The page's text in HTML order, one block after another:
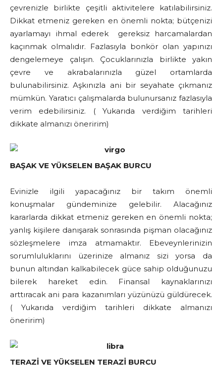
çevrenizle birlikte çeşitli aktivitelere katılabilirsiniz.
Dikkat etmeniz gereken en önemli nokta; bütçenizi
ayarlamayı ihmal ederek gereksiz harcamalardan
kaçınmak olmalıdır. Fazlasıyla bonkör olan yapınızı
dengelemeye çalışın. Çocuklarınızla birlikte yakın
çevre ve akrabalarınızla güzel ortamlarda
bulunabilirsiniz. Aşkınızla ani bir seyahate çıkmanız
mümkün. Yaratıcı çalışmalarda bulunursanız fazlasıyla
verim edebilirsiniz. ( Yukarıda verdiğim tarihleri
dikkate almanızı öneririm)
BAŞAK VE YÜKSELEN BAŞAK BURCU
Evinizle ilgili yapacağınız bir takım önemli
konuşmalar gündeminize gelebilir. Alacağınız
kararlarda dikkat etmeniz gereken en önemli nokta;
yanlış kişilere danışarak sonrasında pişman olacağınız
sözleşmelere imza atmamaktır. Ebeveynlerinizin
sorumluluklarını üzerinize almanız sizi yorsa da
bunun altından kalkabilecek güce sahip olduğunuzu
bilerek hareket edin. Finansal kaynaklarınızı
arttıracak ani para kazanımları yüzünüzü güldürecek.
( Yukarıda verdiğim tarihleri dikkate almanızı
öneririm)
TERAZİ VE YÜKSELEN TERAZİ BURCU